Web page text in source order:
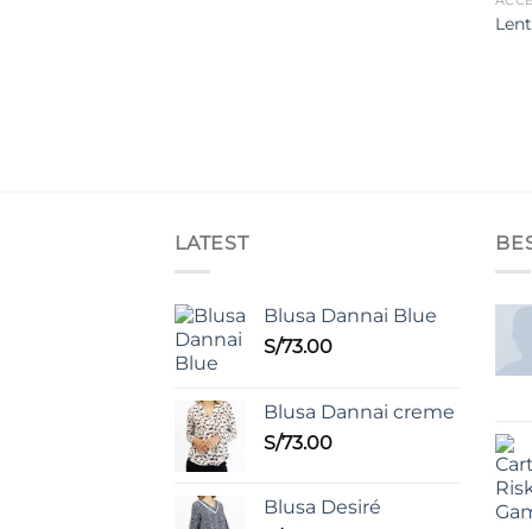
LATEST
Blusa Dannai Blue
S/73.00
Blusa Dannai creme
S/73.00
Blusa Desiré